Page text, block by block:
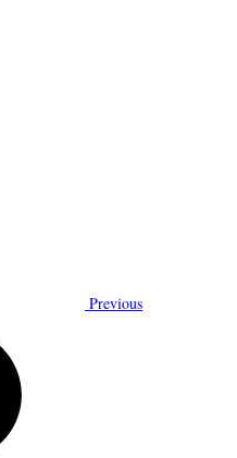
Previous